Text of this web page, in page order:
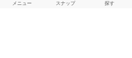
メニュー スナップ 探す